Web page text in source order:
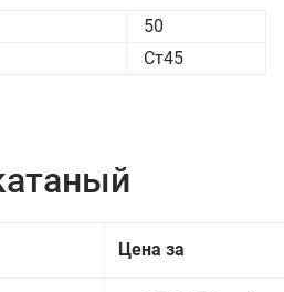
50
Ст45
Цена за